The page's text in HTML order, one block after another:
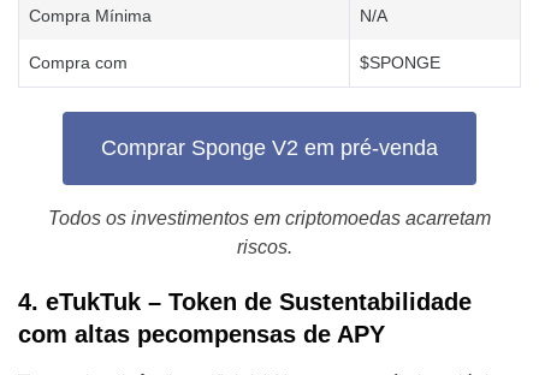
Compra Mínima N/A
Compra com $SPONGE
Comprar Sponge V2 em pré-venda
Todos os investimentos em criptomoedas acarretam
riscos.
4. eTukTuk – Token de Sustentabilidade
com аltas рecompensas de APY